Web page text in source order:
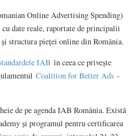
Online Advertising Spending)
date reale, raportate de principalii
structura pieței online din România.
IAB în ceea ce privește
Coalition for Better Ads -
de pe agenda IAB România. Există
și programul pentru certificarea